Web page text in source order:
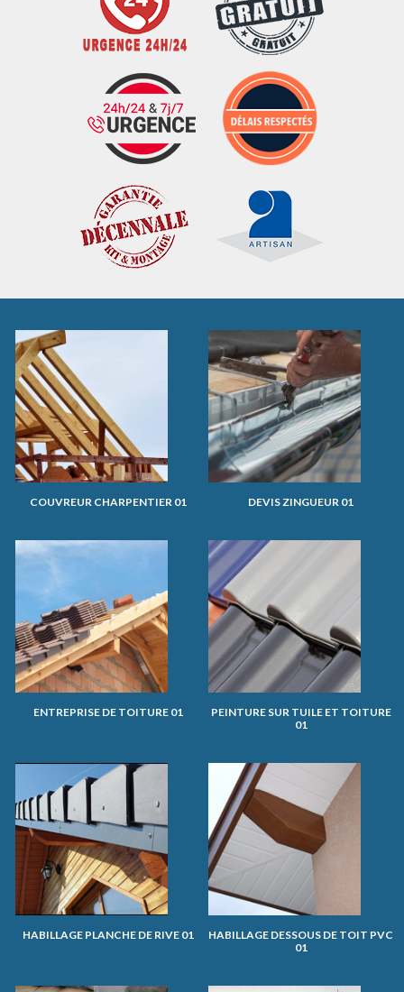
COUVREUR CHARPENTIER 01 DEVIS ZINGUEUR 01
ENTREPRISE DE TOITURE 01
PEINTURE SUR TUILE ET TOITURE
01
HABILLAGE PLANCHE DE RIVE 01
HABILLAGE DESSOUS DE TOIT PVC
01